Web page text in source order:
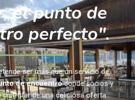
el punto de
perfecto".
ser más que un servicio de
de encuentrodonde socios y
disfrutar de una deliciosa oferta